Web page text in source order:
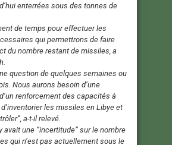
enterrées sous des tonnes de
de temps pour effectuer les
qui permettrons de faire
du nombre restant de missiles, a
question de quelques semaines ou
Nous aurons besoin d’une
renforcement des capacités à
les missiles en Libye et
a-t-il relevé.
avait une “incertitude” sur le nombre
qui n’est pas actuellement sous le